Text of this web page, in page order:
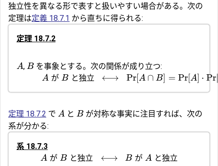
独立性を異なる形で表すと扱いやすい場合がある。次の
定理は定義 18.7.1 から直ちに得られる:
定理 18.7.2
A, Bを事象とする。次の関係が成り立つ:
A が B と独立 ⟷ Pr[A ∩ B] = Pr[A] ⋅ Pr[
定理 18.7.2 で A と Bが対称な事実に注目すれば、次の
系が分かる:
系 18.7.3
A が B と独立 ⟷ B が A と独立